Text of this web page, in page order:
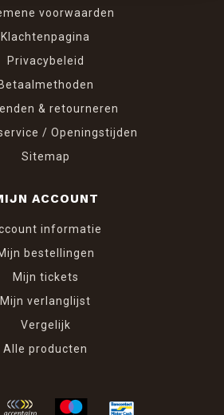
voorwaarden
Klachtenpagina
Privacybeleid
Betaalmethoden
& retourneren
/ Openingstijden
Sitemap
ACCOUNT
informatie
bestellingen
Mijn tickets
Mijn verlanglijst
Vergelijk
Alle producten